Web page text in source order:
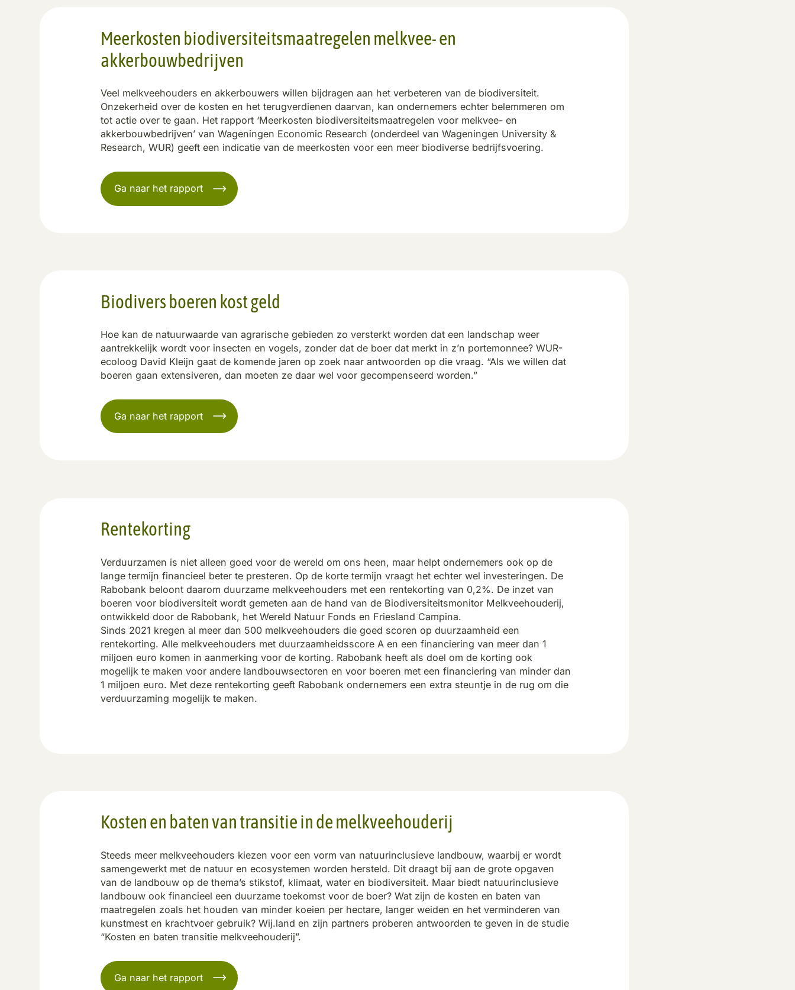
Meerkosten biodiversiteitsmaatregelen melkvee- en
akkerbouwbedrijven
Veel melkveehouders en akkerbouwers willen bijdragen aan het verbeteren van de biodiversiteit.
Onzekerheid over de kosten en het terugverdienen daarvan, kan ondernemers echter belemmeren om
tot actie over te gaan. Het rapport ‘Meerkosten biodiversiteitsmaatregelen voor melkvee- en
akkerbouwbedrijven’ van Wageningen Economic Research (onderdeel van Wageningen University &
Research, WUR) geeft een indicatie van de meerkosten voor een meer biodiverse bedrijfsvoering.
Ga naar het rapport
Biodivers boeren kost geld
Hoe kan de natuurwaarde van agrarische gebieden zo versterkt worden dat een landschap weer
aantrekkelijk wordt voor insecten en vogels, zonder dat de boer dat merkt in z’n portemonnee? WUR-
ecoloog David Kleijn gaat de komende jaren op zoek naar antwoorden op die vraag. “Als we willen dat
boeren gaan extensiveren, dan moeten ze daar wel voor gecompenseerd worden.”
Ga naar het rapport
Rentekorting
Verduurzamen is niet alleen goed voor de wereld om ons heen, maar helpt ondernemers ook op de
lange termijn financieel beter te presteren. Op de korte termijn vraagt het echter wel investeringen. De
Rabobank beloont daarom duurzame melkveehouders met een rentekorting van 0,2%. De inzet van
boeren voor biodiversiteit wordt gemeten aan de hand van de Biodiversiteitsmonitor Melkveehouderij,
ontwikkeld door de Rabobank, het Wereld Natuur Fonds en Friesland Campina.
Sinds 2021 kregen al meer dan 500 melkveehouders die goed scoren op duurzaamheid een
rentekorting. Alle melkveehouders met duurzaamheidsscore A en een financiering van meer dan 1
miljoen euro komen in aanmerking voor de korting. Rabobank heeft als doel om de korting ook
mogelijk te maken voor andere landbouwsectoren en voor boeren met een financiering van minder dan
1 miljoen euro. Met deze rentekorting geeft Rabobank ondernemers een extra steuntje in de rug om die
verduurzaming mogelijk te maken.
Kosten en baten van transitie in de melkveehouderij
Steeds meer melkveehouders kiezen voor een vorm van natuurinclusieve landbouw, waarbij er wordt
samengewerkt met de natuur en ecosystemen worden hersteld. Dit draagt bij aan de grote opgaven
van de landbouw op de thema’s stikstof, klimaat, water en biodiversiteit. Maar biedt natuurinclusieve
landbouw ook financieel een duurzame toekomst voor de boer? Wat zijn de kosten en baten van
maatregelen zoals het houden van minder koeien per hectare, langer weiden en het verminderen van
kunstmest en krachtvoer gebruik? Wij.land en zijn partners proberen antwoorden te geven in de studie
“Kosten en baten transitie melkveehouderij”.
Ga naar het rapport